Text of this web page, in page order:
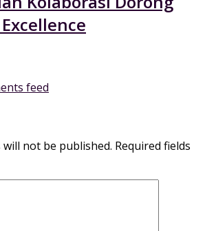
feed
not be published. Required fields